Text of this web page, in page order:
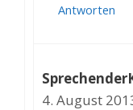
Antworten
4. August